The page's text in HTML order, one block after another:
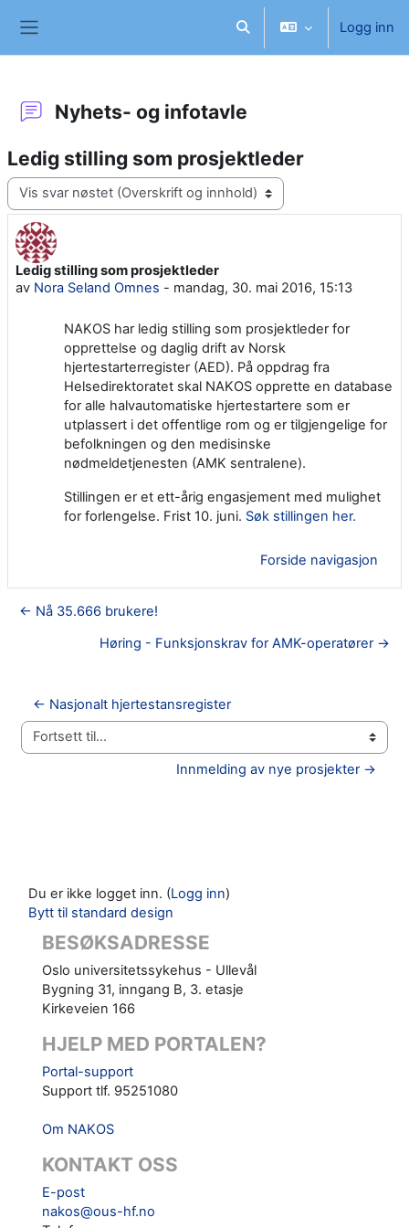
Veksle inndata for søk
Logg inn
Nyhets- og infotavle
Ledig stilling som prosjektleder
Visningsmodus
Ledig stilling som prosjektleder
av Nora Seland Omnes - mandag, 30. mai 2016, 15:13
Antall svar: 0
NAKOS har ledig stilling som prosjektleder for
opprettelse og daglig drift av Norsk
hjertestarterregister (AED). På oppdrag fra
Helsedirektoratet skal NAKOS opprette en database
for alle halvautomatiske hjertestartere som er
utplassert i det offentlige rom og er tilgjengelige for
befolkningen og den medisinske
nødmeldetjenesten (AMK sentralene).
Stillingen er et ett-årig engasjement med mulighet
for forlengelse. Frist 10. juni. Søk stillingen her.
Forside navigasjon
← Nå 35.666 brukere!
Høring - Funksjonskrav for AMK-operatører →
← Nasjonalt hjertestansregister
Fortsett til...
Innmelding av nye prosjekter →
Du er ikke logget inn. (Logg inn)
Bytt til standard design
BESØKSADRESSE
Oslo universitetssykehus - Ullevål
Bygning 31, inngang B, 3. etasje
Kirkeveien 166
HJELP MED PORTALEN?
Portal-support
Support tlf. 95251080
Om NAKOS
KONTAKT OSS
E-post
nakos@ous-hf.no